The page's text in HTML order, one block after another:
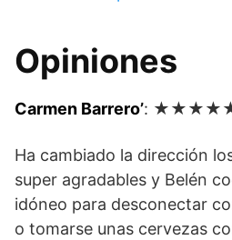
Opiniones
Carmen Barrero’:
Ha cambiado la dirección
super agradables y Belén
idóneo para desconectar
o tomarse unas cervezas